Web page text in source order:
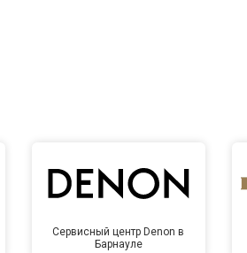
Сервисный центр Denon в
Барнауле